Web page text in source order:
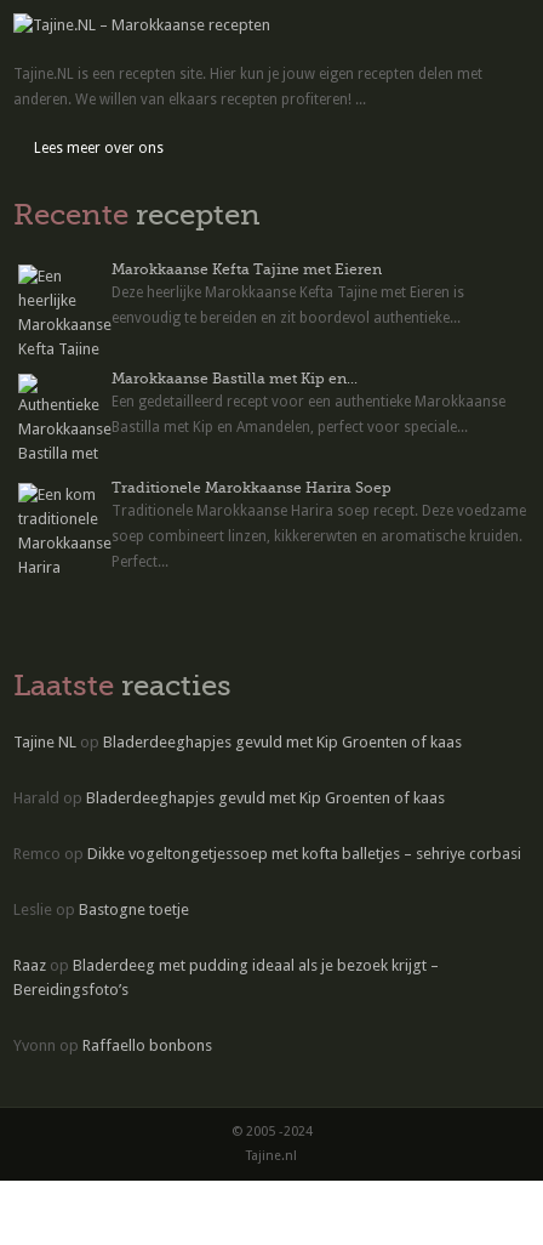
Tajine.NL is een recepten site. Hier kun je jouw eigen recepten delen met
anderen. We willen van elkaars recepten profiteren! ...
Lees meer over ons
Recente recepten
Marokkaanse Kefta Tajine met Eieren
Deze heerlijke Marokkaanse Kefta Tajine met Eieren is
eenvoudig te bereiden en zit boordevol authentieke...
Marokkaanse Bastilla met Kip en...
Een gedetailleerd recept voor een authentieke Marokkaanse
Bastilla met Kip en Amandelen, perfect voor speciale...
Traditionele Marokkaanse Harira Soep
Traditionele Marokkaanse Harira soep recept. Deze voedzame
soep combineert linzen, kikkererwten en aromatische kruiden.
Perfect...
Laatste reacties
Tajine NL opBladerdeeghapjes gevuld met Kip Groenten of kaas
Harald opBladerdeeghapjes gevuld met Kip Groenten of kaas
Remco opDikke vogeltongetjessoep met kofta balletjes – sehriye corbasi
Leslie opBastogne toetje
Raaz opBladerdeeg met pudding ideaal als je bezoek krijgt –
Bereidingsfoto’s
Yvonn opRaffaello bonbons
© 2005 -2024
Tajine.nl